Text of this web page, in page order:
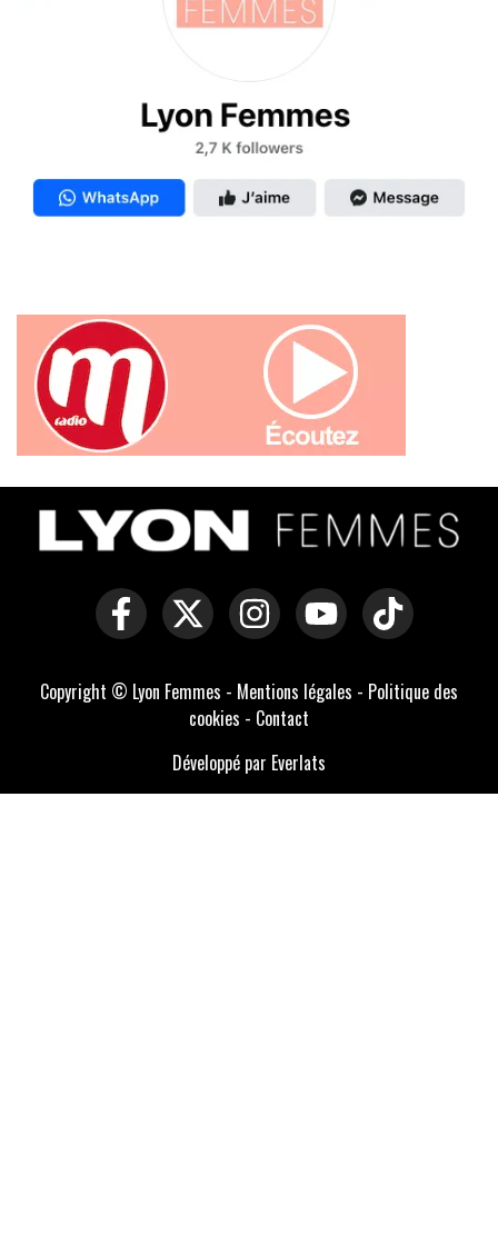
Copyright © Lyon Femmes - Mentions légales - Politique des
cookies - Contact
Développé par Everlats